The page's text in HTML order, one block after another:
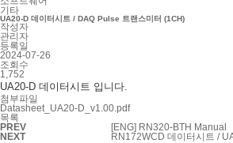
기타
UA20-D 데이터시트 / DAQ Pulse 트랜스미터 (1CH)
작성자
관리자
등록일
2024-07-26
조회수
1,752
UA20-D 데이터시트 입니다.
첨부파일
Datasheet_UA20-D_v1.00.pdf
목록
PREV
[ENG] RN320-BTH Manual
NEXT
RN172WCD 데이터시트 /